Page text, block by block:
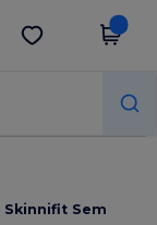
Obter app
Skinnifit Sem